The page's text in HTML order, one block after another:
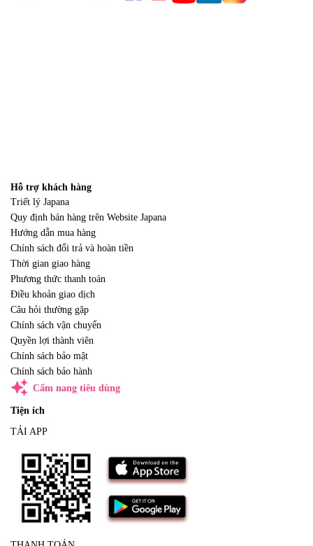
Hỗ trợ khách hàng
Triết lý Japana
Quy định bán hàng trên Website Japana
Hướng dẫn mua hàng
Chính sách đổi trả và hoàn tiền
Thời gian giao hàng
Phương thức thanh toán
Điều khoản giao dịch
Câu hỏi thường gặp
Chính sách vận chuyển
Quyền lợi thành viên
Chính sách bảo mật
Chính sách bảo hành
auto_awesome Cẩm nang tiêu dùng
Tiện ích
TẢI APP